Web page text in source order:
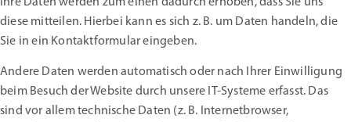
diese mitteilen. Hierbei kann es sich z. B. um Daten handeln, die
Sie in ein Kontaktformular eingeben.
Andere Daten werden automatisch oder nach Ihrer Einwilligung
beim Besuch der Website durch unsere IT-Systeme erfasst. Das
sind vor allem technische Daten (z. B. Internetbrowser,